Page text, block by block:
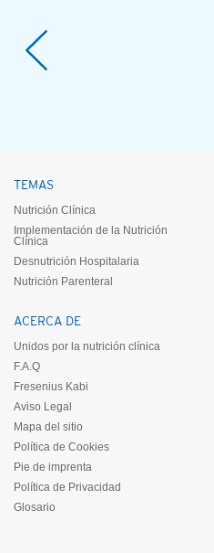
TEMAS
Nutrición Clínica
Implementación de la Nutrición
Clínica
Desnutrición Hospitalaria
Nutrición Parenteral
ACERCA DE
Unidos por la nutrición clínica
F.A.Q
Fresenius Kabi
Aviso Legal
Mapa del sitio
Política de Cookies
Pie de imprenta
Política de Privacidad
Glosario